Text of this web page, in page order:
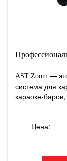
AST Zoom —
система для
караоке-
Цена: